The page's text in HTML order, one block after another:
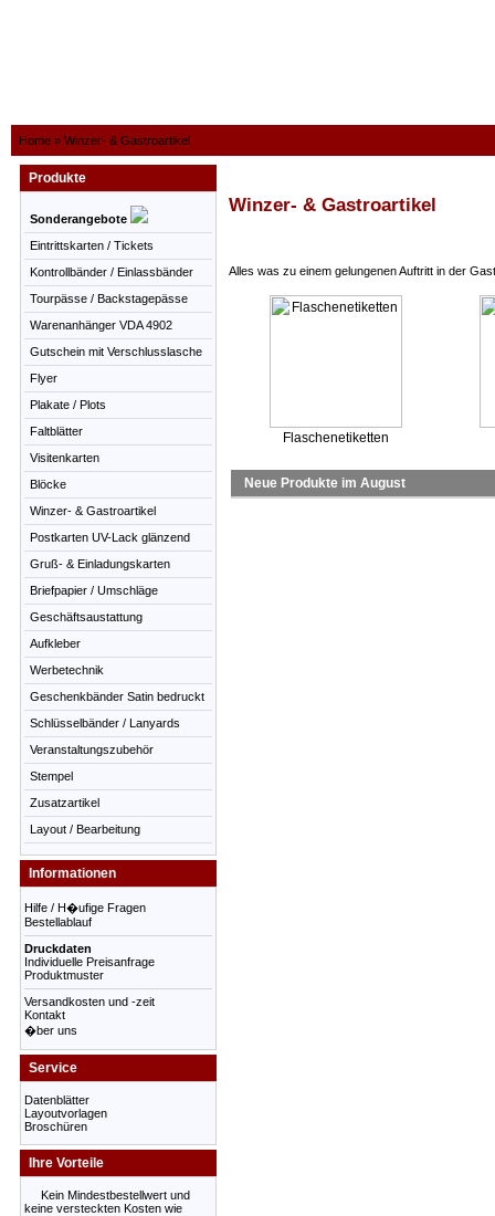
Home » Winzer- & Gastroartikel
Produkte
Sonderangebote
Eintrittskarten / Tickets
Kontrollbänder / Einlassbänder
Tourpässe / Backstagepässe
Warenanhänger VDA 4902
Gutschein mit Verschlusslasche
Flyer
Plakate / Plots
Faltblätter
Visitenkarten
Blöcke
Winzer- & Gastroartikel
Postkarten UV-Lack glänzend
Gruß- & Einladungskarten
Briefpapier / Umschläge
Geschäftsaustattung
Aufkleber
Werbetechnik
Geschenkbänder Satin bedruckt
Schlüsselbänder / Lanyards
Veranstaltungszubehör
Stempel
Zusatzartikel
Layout / Bearbeitung
Informationen
Hilfe / H�ufige Fragen
Bestellablauf
Druckdaten
Individuelle Preisanfrage
Produktmuster
Versandkosten und -zeit
Kontakt
�ber uns
Service
Datenblätter
Layoutvorlagen
Broschüren
Ihre Vorteile
Kein Mindestbestellwert und
keine versteckten Kosten wie
Winzer- & Gastroartikel
Alles was zu einem gelungenen Auftritt in der
Flaschenetiketten
Neue Produkte im August